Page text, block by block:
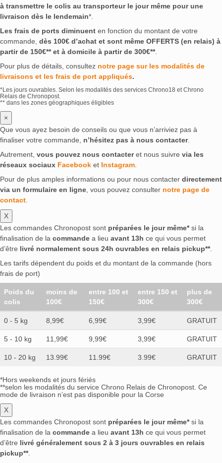
à transmettre le colis au transporteur le jour même pour une
livraison dès le lendemain*.
Les frais de ports diminuent en fonction du montant de votre
commande, dès 100€ d’achat et sont même OFFERTS (en relais) à
partir de 150€** et à domicile à partir de 300€**.
Pour plus de détails, consultez notre page sur les modalités de
livraisons et les frais de port appliqués.
*Les jours ouvrables. Selon les modalités des services Chrono18 et Chrono
Relais de Chronopost.
** dans les zones géographiques éligibles
×
Que vous ayez besoin de conseils ou que vous n’arriviez pas à
finaliser votre commande, n’hésitez pas à nous contacter.
Autrement, vous pouvez nous contacteret nous suivre via les
réseaux sociaux Facebook et Instagram
Pour de plus amples informations ou pour nous contacter directement
via un formulaire en ligne , vous pouvez consulter notre page de
contact
X
Les commandes Chronopost sont préparées le jour même*si la
finalisation de la commande a lieu avant 13h ce qui vous permet
d’être livré normalement sous 24h ouvrables en relais pickup**.
Les tarifs dépendent du poids et du montant de la commande (hors
frais de port)
Poids du
colis
moins de
100€
entre 100 et
150€
entre 150 et
300€
plus de
300€
0 - 5 kg 8,99€ 6,99€ 3,99€ GRATUIT
5 - 10 kg 11,99€ 9,99€ 3,99€ GRATUIT
10 - 20 kg 13.99€ 11.99€ 3.99€ GRATUIT
*Hors weekends et jours fériés
**selon les modalités du service Chrono Relais de Chronopost. Ce
mode de livraison n’est pas disponible pour la Corse
X
Les commandes Chronopost sont préparées le jour même*si la
finalisation de la commande a lieu avant 13h ce qui vous permet
d’être livré généralement sous 2 à 3 jours ouvrables en relais
pickup**.